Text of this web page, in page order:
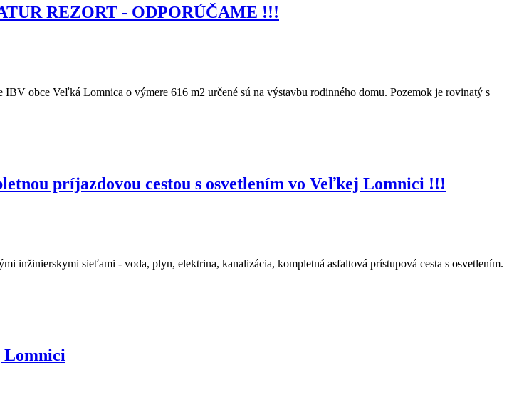
REZORT - ODPORÚČAME !!!
obce Veľká Lomnica o výmere 616 m2 určené sú na výstavbu rodinného domu. Pozemok je rovinatý s
príjazdovou cestou s osvetlením vo Veľkej Lomnici !!!
inžinierskymi sieťami - voda, plyn, elektrina, kanalizácia, kompletná asfaltová prístupová cesta s osvetlením.
Lomnici